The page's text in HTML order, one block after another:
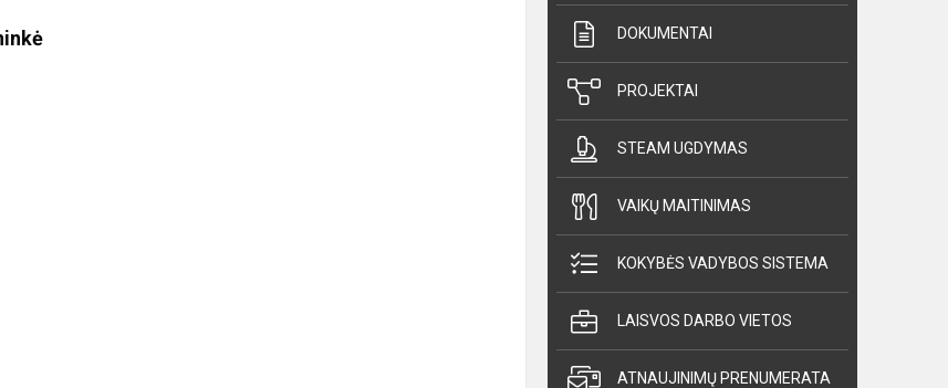
DOKUMENTAI
PROJEKTAI
STEAM UGDYMAS
VAIKŲ MAITINIMAS
KOKYBĖS VADYBOS SISTEMA
LAISVOS DARBO VIETOS
ATNAUJINIMŲ PRENUMERATA